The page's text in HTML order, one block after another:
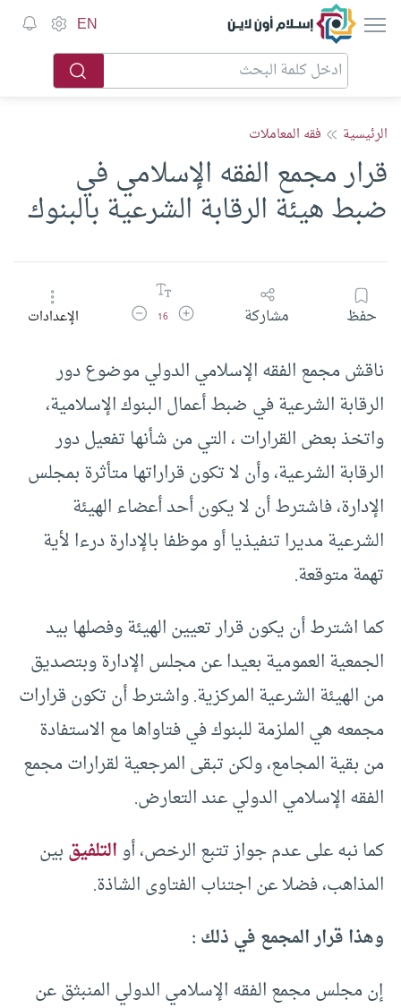
إسلام أون لاين EN
الرئيسية فقه المعاملات
قرار مجمع الفقه الإسلامي في
ضبط هيئة الرقابة الشرعية بالبنوك
حفظ مشاركة زيادة حجم الخط
16 تقليل حجم الخطالإعدادات
ناقش مجمع الفقه الإسلامي الدولي موضوع دور
الرقابة الشرعية في ضبط أعمال البنوك الإسلامية،
واتخذ بعض القرارات ، التي من شأنها تفعيل دور
الرقابة الشرعية، وأن لا تكون قراراتها متأثرة بمجلس
الإدارة، فاشترط أن لا يكون أحد أعضاء الهيئة
الشرعية مديرا تنفيذيا أو موظفا بالإدارة درءا لأية
تهمة متوقعة.
كما اشترط أن يكون قرار تعيين الهيئة وفصلها بيد
الجمعية العمومية بعيدا عن مجلس الإدارة وبتصديق
من الهيئة الشرعية المركزية. واشترط أن تكون قرارات
مجمعه هي الملزمة للبنوك في فتاواها مع الاستفادة
من بقية المجامع، ولكن تبقى المرجعية لقرارات مجمع
الفقه الإسلامي الدولي عند التعارض.
كما نبه على عدم جواز تتبع الرخص، أوالتلفيقبين
المذاهب، فضلا عن اجتناب الفتاوى الشاذة.
وهذا قرار المجمع في ذلك :
إن مجلس مجمع الفقه الإسلامي الدولي المنبثق عن